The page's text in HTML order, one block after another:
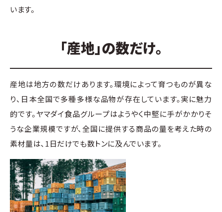
います。
「産地」の数だけ。
産地は地方の数だけあります。環境によって育つものが異な
り、日本全国で多種多様な品物が存在しています。実に魅力
的です。ヤマダイ食品グループはようやく中堅に手がかかりそ
うな企業規模ですが、全国に提供する商品の量を考えた時の
素材量は、1日だけでも数トンに及んでいます。